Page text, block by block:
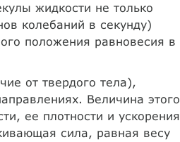
жидкости не только
колебаний в секунду)
положения равновесия в
от твердого тела),
Величина этого
ее плотности и ускорения
сила, равная весу